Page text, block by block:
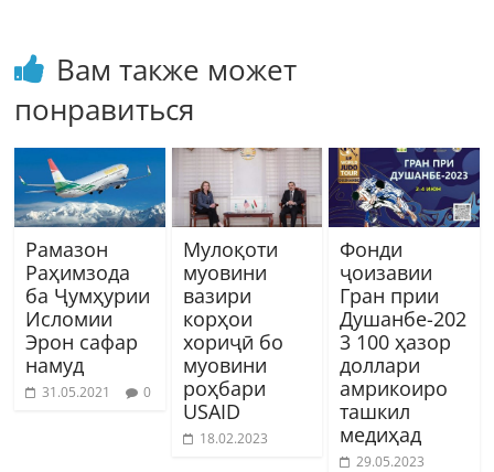
Вам также может
понравиться
Рамазон
Раҳимзода
ба Ҷумҳурии
Исломии
Эрон сафар
намуд
31.05.2021 0
Мулоқоти
муовини
вазири
корҳои
хориҷӣ бо
муовини
роҳбари
USAID
18.02.2023
Фонди
ҷоизавии
Гран прии
Душанбе-202
3 100 ҳазор
доллари
амрикоиро
ташкил
медиҳад
29.05.2023